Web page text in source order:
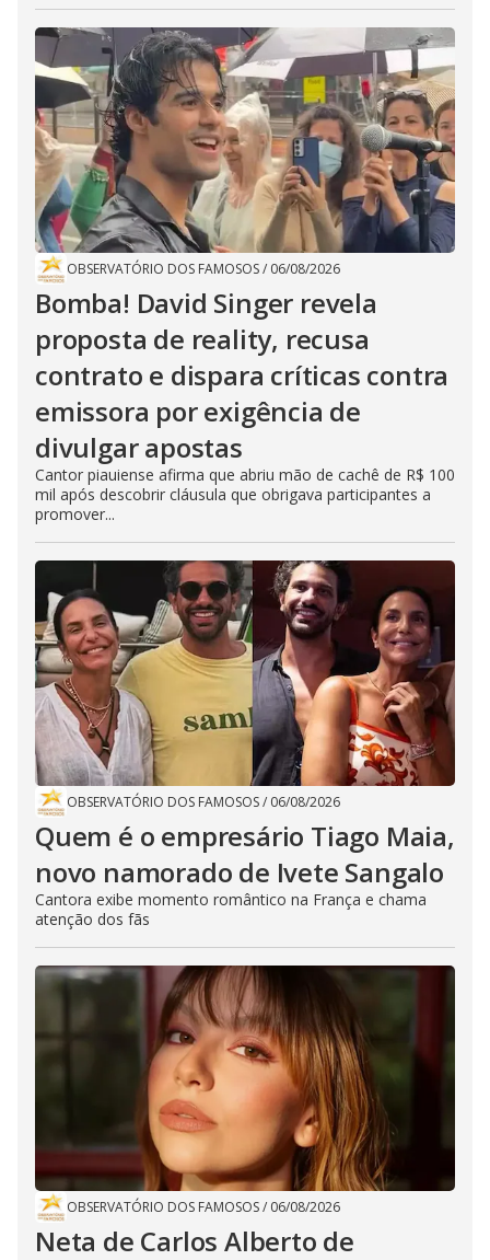
OBSERVATÓRIO DOS FAMOSOS/ 06/08/2026
Bomba! David Singer revela
proposta de reality, recusa
contrato e dispara críticas contra
emissora por exigência de
divulgar apostas
Cantor piauiense afirma que abriu mão de cachê de R$ 100
mil após descobrir cláusula que obrigava participantes a
promover...
OBSERVATÓRIO DOS FAMOSOS/ 06/08/2026
Quem é o empresário Tiago Maia,
novo namorado de Ivete Sangalo
Cantora exibe momento romântico na França e chama
atenção dos fãs
OBSERVATÓRIO DOS FAMOSOS/ 06/08/2026
Neta de Carlos Alberto de